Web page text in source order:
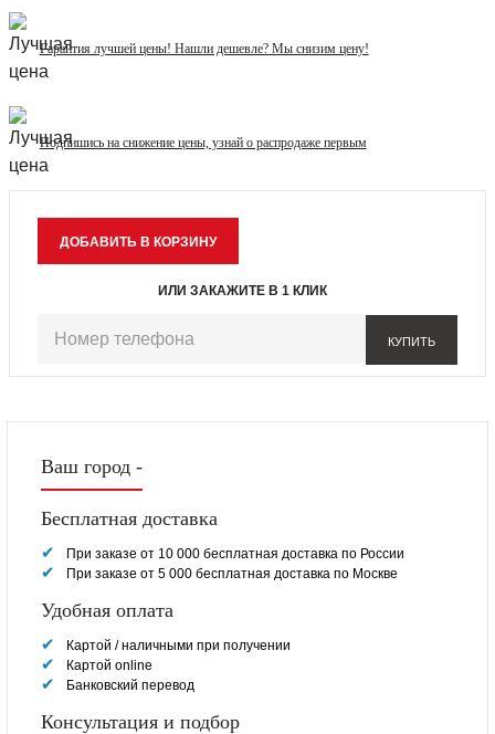
Гарантия лучшей цены! Нашли дешевле? Мы снизим цену!
Подпишись на снижение цены, узнай о распродаже первым
ИЛИ ЗАКАЖИТЕ В 1 КЛИК
КУПИТЬ
Ваш город -
Бесплатная доставка
При заказе от 10 000 бесплатная доставка по России
При заказе от 5 000 бесплатная доставка по Москве
Удобная оплата
Картой / наличными при получении
Картой online
Банковский перевод
Консультация и подбор